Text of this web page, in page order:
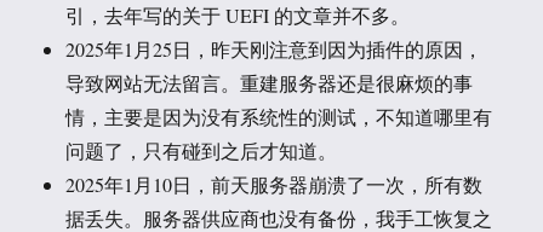
引，去年写的关于 UEFI 的文章并不多。
2025年1月25日，昨天刚注意到因为插件的原因，
导致网站无法留言。重建服务器还是很麻烦的事
情，主要是因为没有系统性的测试，不知道哪里有
问题了，只有碰到之后才知道。
2025年1月10日，前天服务器崩溃了一次，所有数
据丢失。服务器供应商也没有备份，我手工恢复之